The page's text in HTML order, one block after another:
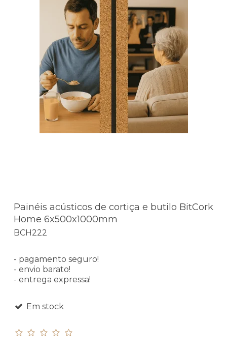
Painéis acústicos de cortiça e butilo BitCork
Home 6x500x1000mm
BCH222
- pagamento seguro!
- envio barato!
- entrega expressa!
Em stock